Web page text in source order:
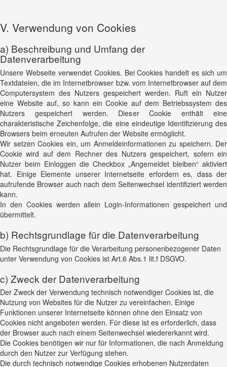
V. Verwendung von Cookies
a) Beschreibung und Umfang der
Datenverarbeitung
Unsere Webseite verwendet Cookies. Bei Cookies handelt es sich um
Textdateien, die im Internetbrowser bzw. vom Internetbrowser auf dem
Computersystem des Nutzers gespeichert werden. Ruft ein Nutzer
eine Website auf, so kann ein Cookie auf dem Betriebssystem des
Nutzers gespeichert werden. Dieser Cookie enthält eine
charakteristische Zeichenfolge, die eine eindeutige Identifizierung des
Browsers beim erneuten Aufrufen der Website ermöglicht.
Wir setzen Cookies ein, um Anmeldeinformationen zu speichern. Der
Cookie wird auf dem Rechner des Nutzers gespeichert, sofern ein
Nutzer beim Einloggen die Checkbox „Angemeldet bleiben“ aktiviert
hat. Einige Elemente unserer Internetseite erfordern es, dass der
aufrufende Browser auch nach dem Seitenwechsel identifiziert werden
kann.
In den Cookies werden allein Login-Informationen gespeichert und
übermittelt.
b) Rechtsgrundlage für die Datenverarbeitung
Die Rechtsgrundlage für die Verarbeitung personenbezogener Daten
unter Verwendung von Cookies ist Art.6 Abs.1 lit.f DSGVO.
c) Zweck der Datenverarbeitung
Der Zweck der Verwendung technisch notwendiger Cookies ist, die
Nutzung von Websites für die Nutzer zu vereinfachen. Einige
Funktionen unserer Internetseite können ohne den Einsatz von
Cookies nicht angeboten werden. Für diese ist es erforderlich, dass
der Browser auch nach einem Seitenwechsel wiedererkannt wird.
Die Cookies benötigen wir nur für Informationen, die nach Anmeldung
durch den Nutzer zur Verfügung stehen.
Die durch technisch notwendige Cookies erhobenen Nutzerdaten